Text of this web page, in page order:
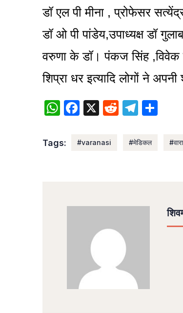
डॉ एल पी मीना , प्रोफेसर
डॉ ओ पी पांडेय,उपाध्यक्ष डॉ
वरुणा के डॉ। पंकज सिंह ,विवेक
शिप्रा धर इत्यादि लोगों ने
WhatsApp
Facebook
X Reddit
Tags: #varanasi #मेडिकल